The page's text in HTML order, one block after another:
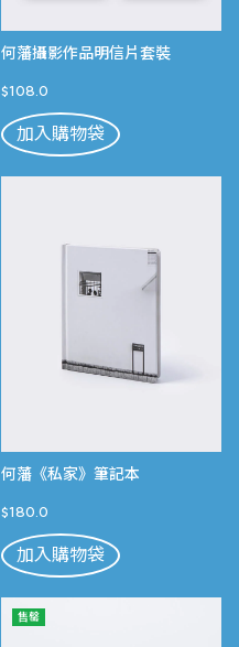
何藩攝影作品明信片套裝
$108.0
加入購物袋
何藩《私家》筆記本
$180.0
加入購物袋
售罄